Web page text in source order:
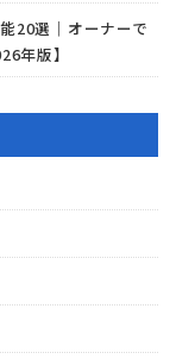
20選｜オーナーで
年版】